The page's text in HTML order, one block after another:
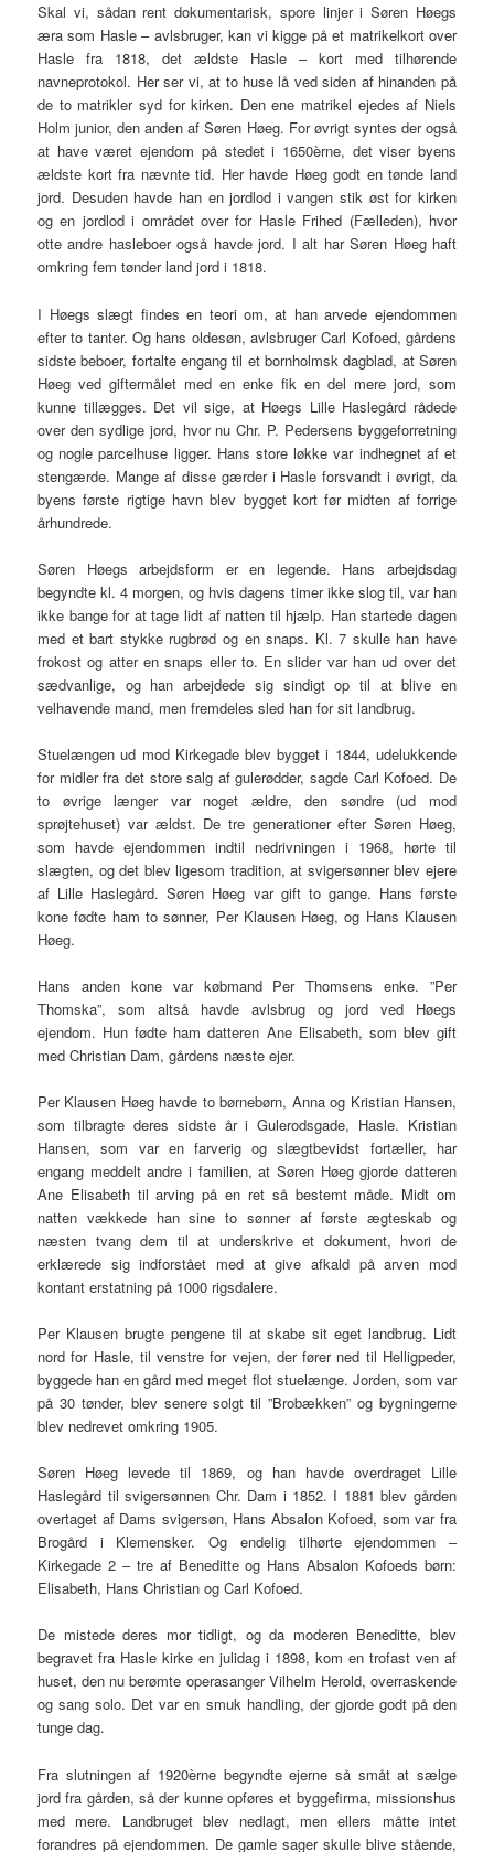
Skal vi, sådan rent dokumentarisk, spore linjer i Søren Høegs
æra som Hasle – avlsbruger, kan vi kigge på et matrikelkort over
Hasle fra 1818, det ældste Hasle – kort med tilhørende
navneprotokol. Her ser vi, at to huse lå ved siden af hinanden på
de to matrikler syd for kirken. Den ene matrikel ejedes af Niels
Holm junior, den anden af Søren Høeg. For øvrigt syntes der også
at have været ejendom på stedet i 1650èrne, det viser byens
ældste kort fra nævnte tid. Her havde Høeg godt en tønde land
jord. Desuden havde han en jordlod i vangen stik øst for kirken
og en jordlod i området over for Hasle Frihed (Fælleden), hvor
otte andre hasleboer også havde jord. I alt har Søren Høeg haft
omkring fem tønder land jord i 1818.
I Høegs slægt findes en teori om, at han arvede ejendommen
efter to tanter. Og hans oldesøn, avlsbruger Carl Kofoed, gårdens
sidste beboer, fortalte engang til et bornholmsk dagblad, at Søren
Høeg ved giftermålet med en enke fik en del mere jord, som
kunne tillægges. Det vil sige, at Høegs Lille Haslegård rådede
over den sydlige jord, hvor nu Chr. P. Pedersens byggeforretning
og nogle parcelhuse ligger. Hans store løkke var indhegnet af et
stengærde. Mange af disse gærder i Hasle forsvandt i øvrigt, da
byens første rigtige havn blev bygget kort før midten af forrige
århundrede.
Søren Høegs arbejdsform er en legende. Hans arbejdsdag
begyndte kl. 4 morgen, og hvis dagens timer ikke slog til, var han
ikke bange for at tage lidt af natten til hjælp. Han startede dagen
med et bart stykke rugbrød og en snaps. Kl. 7 skulle han have
frokost og atter en snaps eller to. En slider var han ud over det
sædvanlige, og han arbejdede sig sindigt op til at blive en
velhavende mand, men fremdeles sled han for sit landbrug.
Stuelængen ud mod Kirkegade blev bygget i 1844, udelukkende
for midler fra det store salg af gulerødder, sagde Carl Kofoed. De
to øvrige længer var noget ældre, den søndre (ud mod
sprøjtehuset) var ældst. De tre generationer efter Søren Høeg,
som havde ejendommen indtil nedrivningen i 1968, hørte til
slægten, og det blev ligesom tradition, at svigersønner blev ejere
af Lille Haslegård. Søren Høeg var gift to gange. Hans første
kone fødte ham to sønner, Per Klausen Høeg, og Hans Klausen
Høeg.
Hans anden kone var købmand Per Thomsens enke. ”Per
Thomska”, som altså havde avlsbrug og jord ved Høegs
ejendom. Hun fødte ham datteren Ane Elisabeth, som blev gift
med Christian Dam, gårdens næste ejer.
Per Klausen Høeg havde to børnebørn, Anna og Kristian Hansen,
som tilbragte deres sidste år i Gulerodsgade, Hasle. Kristian
Hansen, som var en farverig og slægtbevidst fortæller, har
engang meddelt andre i familien, at Søren Høeg gjorde datteren
Ane Elisabeth til arving på en ret så bestemt måde. Midt om
natten vækkede han sine to sønner af første ægteskab og
næsten tvang dem til at underskrive et dokument, hvori de
erklærede sig indforstået med at give afkald på arven mod
kontant erstatning på 1000 rigsdalere.
Per Klausen brugte pengene til at skabe sit eget landbrug. Lidt
nord for Hasle, til venstre for vejen, der fører ned til Helligpeder,
byggede han en gård med meget flot stuelænge. Jorden, som var
på 30 tønder, blev senere solgt til ”Brobækken” og bygningerne
blev nedrevet omkring 1905.
Søren Høeg levede til 1869, og han havde overdraget Lille
Haslegård til svigersønnen Chr. Dam i 1852. I 1881 blev gården
overtaget af Dams svigersøn, Hans Absalon Kofoed, som var fra
Brogård i Klemensker. Og endelig tilhørte ejendommen –
Kirkegade 2 – tre af Beneditte og Hans Absalon Kofoeds børn:
Elisabeth, Hans Christian og Carl Kofoed.
De mistede deres mor tidligt, og da moderen Beneditte, blev
begravet fra Hasle kirke en julidag i 1898, kom en trofast ven af
huset, den nu berømte operasanger Vilhelm Herold, overraskende
og sang solo. Det var en smuk handling, der gjorde godt på den
tunge dag.
Fra slutningen af 1920èrne begyndte ejerne så småt at sælge
jord fra gården, så der kunne opføres et byggefirma, missionshus
med mere. Landbruget blev nedlagt, men ellers måtte intet
forandres på ejendommen. De gamle sager skulle blive stående,